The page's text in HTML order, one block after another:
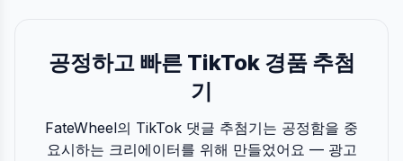
공정하고 빠른 TikTok 경품 추첨
기
FateWheel의 TikTok 댓글 추첨기는 공정함을 중
요시하는 크리에이터를 위해 만들었어요 — 광고